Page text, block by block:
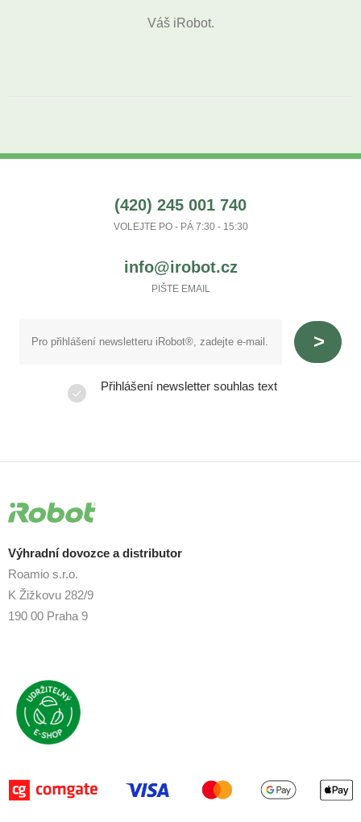
Váš iRobot.
(420) 245 001 740
VOLEJTE PO - PÁ 7:30 - 15:30
info@irobot.cz
PIŠTE EMAIL
Přihlášení newsletter souhlas text
Výhradní dovozce a distributor
Roamio s.r.o.
K Žižkovu 282/9
190 00 Praha 9